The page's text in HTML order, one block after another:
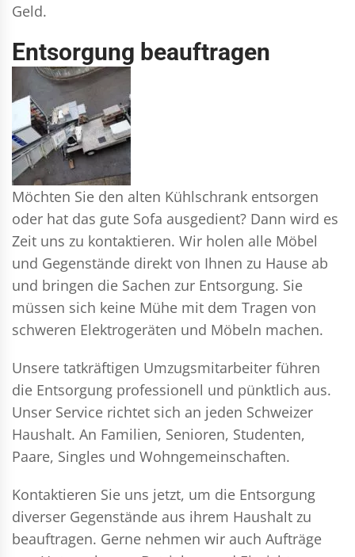
Geld.
Entsorgung beauftragen
Möchten Sie den alten Kühlschrank entsorgen
oder hat das gute Sofa ausgedient? Dann wird es
Zeit uns zu kontaktieren. Wir holen alle Möbel
und Gegenstände direkt von Ihnen zu Hause ab
und bringen die Sachen zur Entsorgung. Sie
müssen sich keine Mühe mit dem Tragen von
schweren Elektrogeräten und Möbeln machen.
Unsere tatkräftigen Umzugsmitarbeiter führen
die Entsorgung professionell und pünktlich aus.
Unser Service richtet sich an jeden Schweizer
Haushalt. An Familien, Senioren, Studenten,
Paare, Singles und Wohngemeinschaften.
Kontaktieren Sie uns jetzt, um die Entsorgung
diverser Gegenstände aus ihrem Haushalt zu
beauftragen. Gerne nehmen wir auch Aufträge